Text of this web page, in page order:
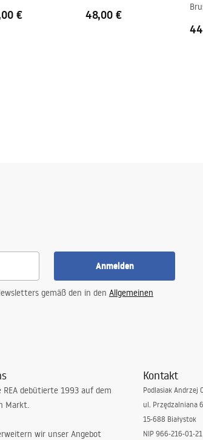
€ 48,00 €
Anmelden
gemäß den in den Allgemeinen
REA debütierte 1993 auf dem
Markt.
wir unser Angebot
Kontakt
Podlasiak Andrzej
ul. Przędzalniana
15-688 Białystok
NIP 966-216-01-21